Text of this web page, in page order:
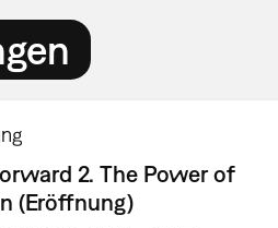
2. The Power of
(Eröffnung)